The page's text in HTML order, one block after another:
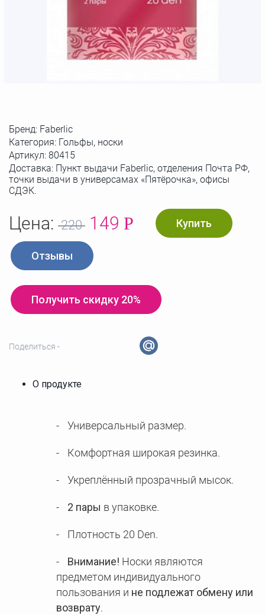
Бренд: Faberlic
Категория: Гольфы, носки
Артикул: 80415
Доставка: Пункт выдачи Faberlic, отделения Почта РФ,
точки выдачи в универсамах «Пятёрочка», офисы
СДЭК.
Цена: 220 149 Р Купить
Отзывы
Получить скидку 20%
Поделиться -
О продукте
Универсальный размер.
Комфортная широкая резинка.
Укреплённый прозрачный мысок.
2 пары в упаковке.
Плотность 20 Den.
Внимание! Носки являются
предметом индивидуального
пользования и не подлежат обмену или
возврату.